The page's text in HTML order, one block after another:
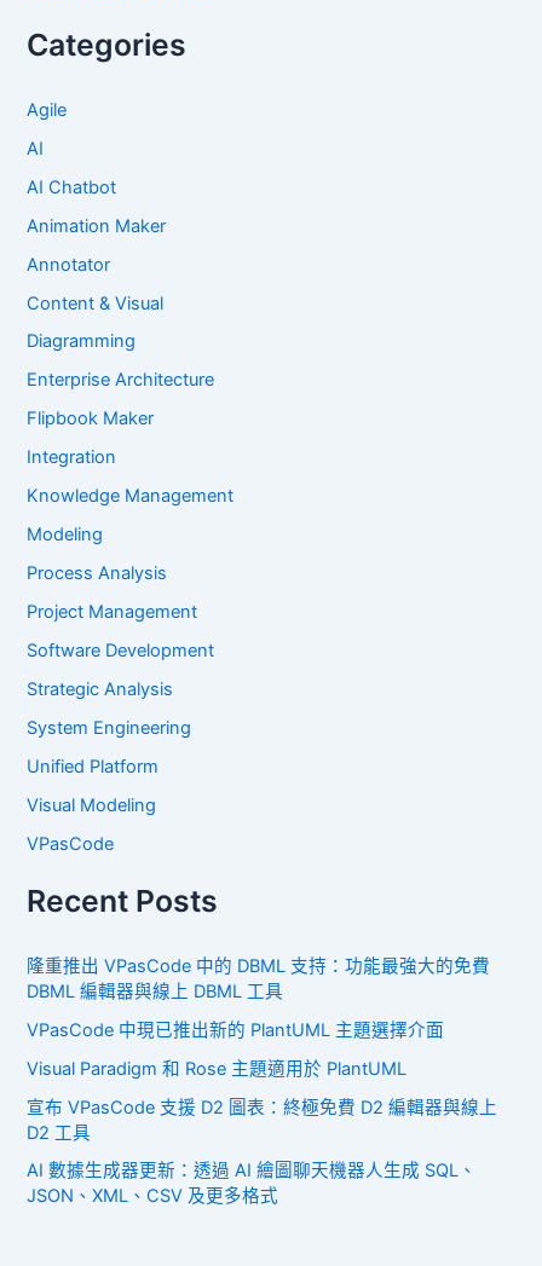
Categories
Agile
AI
AI Chatbot
Animation Maker
Annotator
Content & Visual
Diagramming
Enterprise Architecture
Flipbook Maker
Integration
Knowledge Management
Modeling
Process Analysis
Project Management
Software Development
Strategic Analysis
System Engineering
Unified Platform
Visual Modeling
VPasCode
Recent Posts
隆重推出 VPasCode 中的 DBML 支持：功能最強大的免費
DBML 編輯器與線上 DBML 工具
VPasCode 中現已推出新的 PlantUML 主題選擇介面
Visual Paradigm 和 Rose 主題適用於 PlantUML
宣布 VPasCode 支援 D2 圖表：終極免費 D2 編輯器與線上
D2 工具
AI 數據生成器更新：透過 AI 繪圖聊天機器人生成 SQL、
JSON、XML、CSV 及更多格式